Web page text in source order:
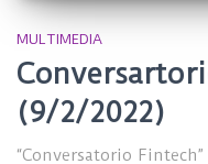
MULTIMEDIA
(9/2/2022)
“Conversatorio